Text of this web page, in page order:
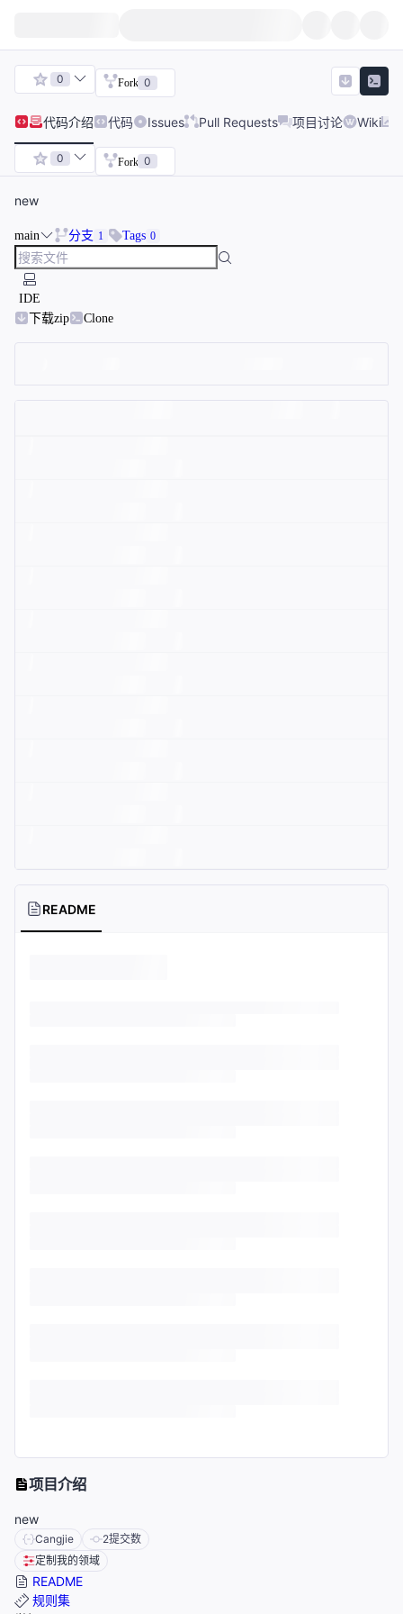
0 Fork 0
代码介绍 代码 Issues Pull Requests 项目讨论 Wiki
0 Fork 0
new
main 分支 1 Tags 0
IDE
下载zip
Clone
README
项目介绍
new
Cangjie 2提交数
定制我的领域
README
规则集